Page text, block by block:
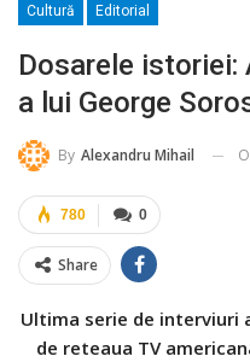
Cultură Editorial
Dosarele
a lui George
By Alexandru Mihail
0
780
Share
Ultima serie de interviuri
de reteaua TV